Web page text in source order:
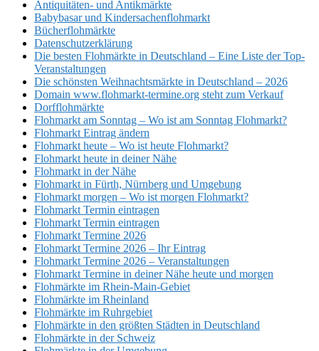
Antiquitäten- und Antikmärkte
Babybasar und Kindersachenflohmarkt
Bücherflohmärkte
Datenschutzerklärung
Die besten Flohmärkte in Deutschland – Eine Liste der Top-
Veranstaltungen
Die schönsten Weihnachtsmärkte in Deutschland – 2026
Domain www.flohmarkt-termine.org steht zum Verkauf
Dorfflohmärkte
Flohmarkt am Sonntag – Wo ist am Sonntag Flohmarkt?
Flohmarkt Eintrag ändern
Flohmarkt heute – Wo ist heute Flohmarkt?
Flohmarkt heute in deiner Nähe
Flohmarkt in der Nähe
Flohmarkt in Fürth, Nürnberg und Umgebung
Flohmarkt morgen – Wo ist morgen Flohmarkt?
Flohmarkt Termin eintragen
Flohmarkt Termin eintragen
Flohmarkt Termine 2026
Flohmarkt Termine 2026 – Ihr Eintrag
Flohmarkt Termine 2026 – Veranstaltungen
Flohmarkt Termine in deiner Nähe heute und morgen
Flohmärkte im Rhein-Main-Gebiet
Flohmärkte im Rheinland
Flohmärkte im Ruhrgebiet
Flohmärkte in den größten Städten in Deutschland
Flohmärkte in der Schweiz